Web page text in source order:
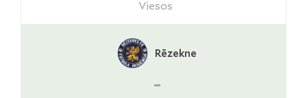
Viesos
Rēzekne
-